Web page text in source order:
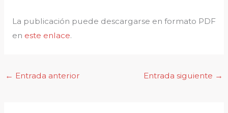
La publicación puede descargarse en formato PDF
en este enlace.
← Entrada anterior Entrada siguiente →